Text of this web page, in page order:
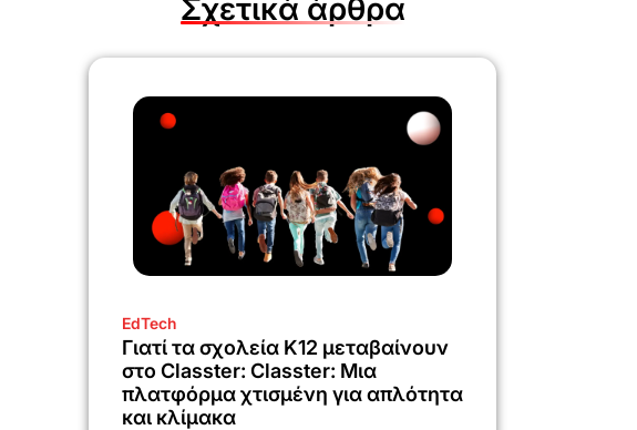
Σχετικά άρθρα
EdTech
Γιατί τα σχολεία K12 μεταβαίνουν
στο Classter: Classter: Μια
πλατφόρμα χτισμένη για απλότητα
και κλίμακα